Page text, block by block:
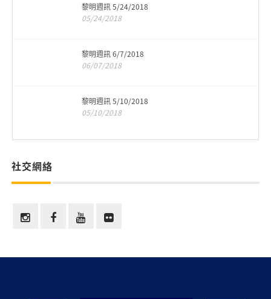
黎明週訊 5/24/2018
05/24/2018
黎明週訊 6/7/2018
06/07/2018
黎明週訊 5/10/2018
05/10/2018
社交網絡